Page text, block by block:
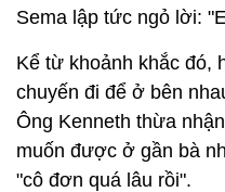
Sema lập tức ngỏ lời:
Kể từ khoảnh khắc đó,
chuyến đi để ở bên
Ông Kenneth thừa
muốn được ở gần bà
"cô đơn quá lâu rồi".